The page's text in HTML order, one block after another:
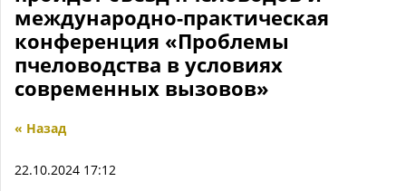
международно-практическая
конференция «Проблемы
пчеловодства в условиях
современных вызовов»
« Назад
22.10.2024 17:12